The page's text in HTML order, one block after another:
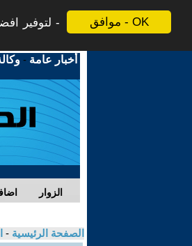
موافق - OK
لتوفير
أخبار عامة -
الزوار
الصفحة الرئيسية -